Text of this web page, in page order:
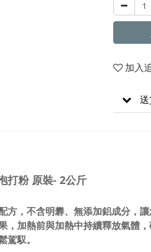
加入
打粉 原裝- 2公斤
方 ，不含明礬、無添加鋁成分，
，加熱前與加熱中持續釋放氣體
馭。